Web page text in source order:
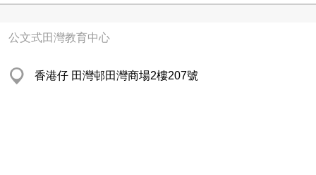
公文式田灣教育中心
香港仔 田灣邨田灣商場2樓207號